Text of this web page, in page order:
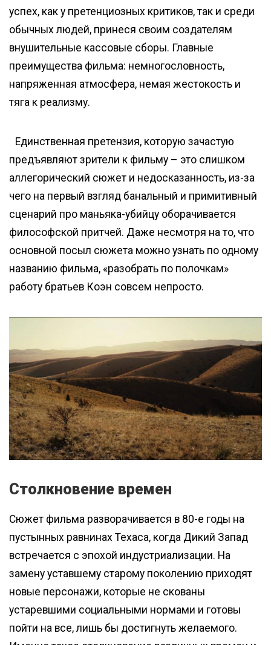
успех, как у претенциозных критиков, так и среди
обычных людей, принеся своим создателям
внушительные кассовые сборы. Главные
преимущества фильма: немногословность,
напряженная атмосфера, немая жестокость и
тяга к реализму.
Единственная претензия, которую зачастую
предъявляют зрители к фильму – это слишком
аллегорический сюжет и недосказанность, из-за
чего на первый взгляд банальный и примитивный
сценарий про маньяка-убийцу оборачивается
философской притчей. Даже несмотря на то, что
основной посыл сюжета можно узнать по одному
названию фильма, «разобрать по полочкам»
работу братьев Коэн совсем непросто.
Столкновение времен
Сюжет фильма разворачивается в 80-е годы на
пустынных равнинах Техаса, когда Дикий Запад
встречается с эпохой индустриализации. На
замену уставшему старому поколению приходят
новые персонажи, которые не скованы
устаревшими социальными нормами и готовы
пойти на все, лишь бы достигнуть желаемого.